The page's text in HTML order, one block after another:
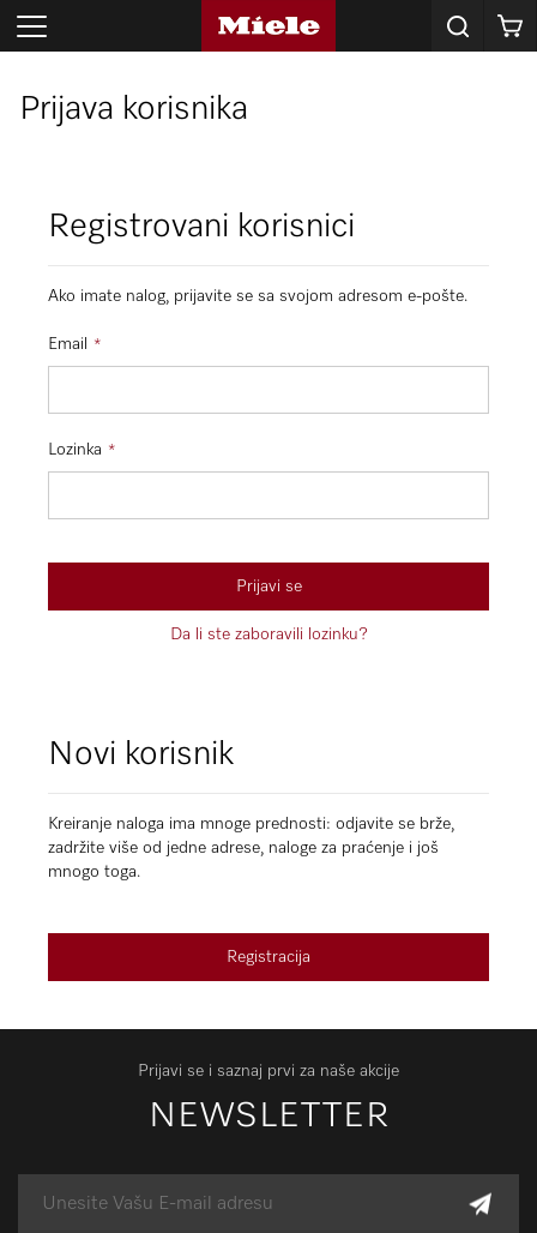
Korpa
Prijava korisnika
Registrovani korisnici
Ako imate nalog, prijavite se sa svojom adresom e-pošte.
Email
Lozinka
Prijavi se
Da li ste zaboravili lozinku?
Novi korisnik
Kreiranje naloga ima mnoge prednosti: odjavite se brže,
zadržite više od jedne adrese, naloge za praćenje i još
mnogo toga.
Registracija
Prijavi se i saznaj prvi za naše akcije
NEWSLETTER